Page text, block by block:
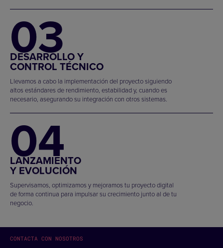
03
DESARROLLO Y
CONTROL TÉCNICO
Llevamos a cabo la implementación del proyecto siguiendo
altos estándares de rendimiento, estabilidad y, cuando es
necesario, asegurando su integración con otros sistemas.
04
LANZAMIENTO
Y EVOLUCIÓN
Supervisamos, optimizamos y mejoramos tu proyecto digital
de forma continua para impulsar su crecimiento junto al de tu
negocio.
CONTACTA CON NOSOTROS